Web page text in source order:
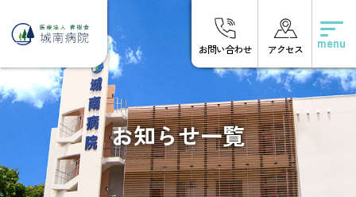
ツ
へ
ス
シ
ョ
ン
お問い合わせ アクセス
お知らせ一覧